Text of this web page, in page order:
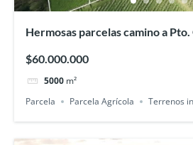
Hermosas parcelas camino a
$60.000.000
5000 m²
Parcela
Parcela Agrícola Terrenos